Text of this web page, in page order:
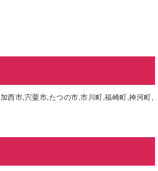
加西市,宍粟市,たつの市,市川町,福崎町,神河町,